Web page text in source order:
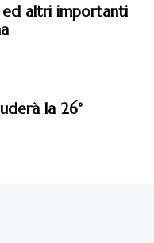
ed altri importanti
la 26°